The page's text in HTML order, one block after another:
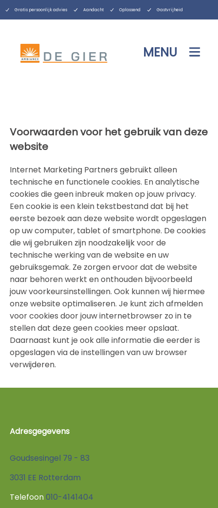
Gratis persoonlijk advies Aandacht Oplossend Gastvrijheid
MENU
Voorwaarden voor het gebruik van deze
website
Internet Marketing Partners gebruikt alleen
technische en functionele cookies. En analytische
cookies die geen inbreuk maken op jouw privacy.
Een cookie is een klein tekstbestand dat bij het
eerste bezoek aan deze website wordt opgeslagen
op uw computer, tablet of smartphone. De cookies
die wij gebruiken zijn noodzakelijk voor de
technische werking van de website en uw
gebruiksgemak. Ze zorgen ervoor dat de website
naar behoren werkt en onthouden bijvoorbeeld
jouw voorkeursinstellingen. Ook kunnen wij hiermee
onze website optimaliseren. Je kunt zich afmelden
voor cookies door jouw internetbrowser zo in te
stellen dat deze geen cookies meer opslaat.
Daarnaast kunt je ook alle informatie die eerder is
opgeslagen via de instellingen van uw browser
verwijderen.
Adresgegevens
Goudsesingel 79 - 83
3031 EE Rotterdam
Telefoon 010-4141404